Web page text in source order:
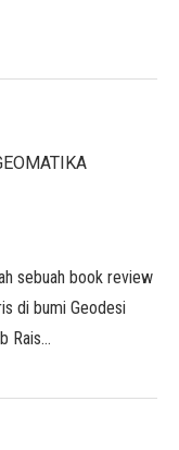
sebuah book review
di bumi Geodesi
Rais…